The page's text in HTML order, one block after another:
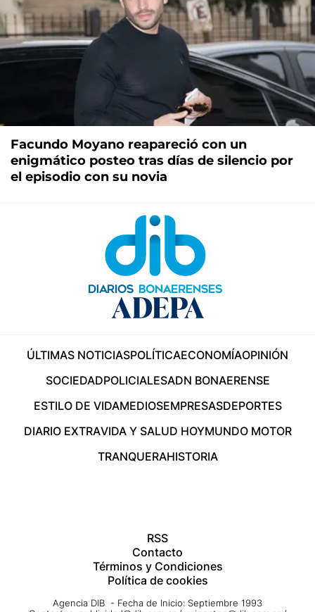
Facundo Moyano reapareció con un
enigmático posteo tras días de silencio por
el episodio con su novia
ÚLTIMAS NOTICIASPOLÍTICAECONOMÍAOPINIÓN
SOCIEDADPOLICIALESADN BONAERENSE
ESTILO DE VIDAMEDIOSEMPRESASDEPORTES
DIARIO EXTRAVIDA Y SALUD HOYMUNDO MOTOR
TRANQUERAHISTORIA
RSS
Contacto
Términos y Condiciones
Política de cookies
Agencia DIB - Fecha de Inicio: Septiembre 1993